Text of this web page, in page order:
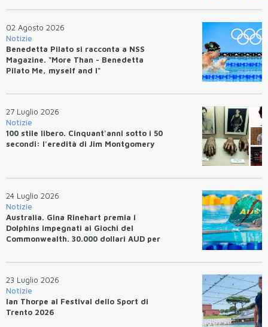
02 Agosto 2026
Notizie
Benedetta Pilato si racconta a NSS
Magazine. "More Than - Benedetta
Pilato Me, myself and I"
27 Luglio 2026
Notizie
100 stile libero. Cinquant'anni sotto i 50
secondi: l'eredità di Jim Montgomery
24 Luglio 2026
Notizie
Australia. Gina Rinehart premia i
Dolphins impegnati ai Giochi del
Commonwealth. 30.000 dollari AUD per
23 Luglio 2026
Notizie
Ian Thorpe al Festival dello Sport di
Trento 2026